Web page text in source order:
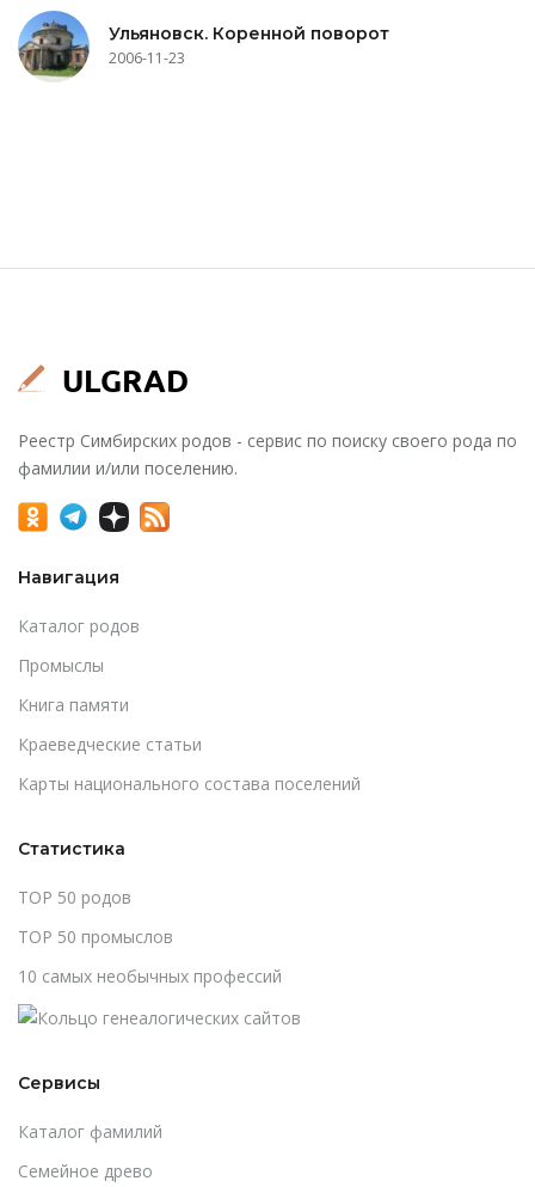
Ульяновск. Коренной поворот
2006-11-23
Реестр Симбирских родов - сервис по поиску своего рода по
фамилии и/или поселению.
Навигация
Каталог родов
Промыслы
Книга памяти
Краеведческие статьи
Карты национального состава поселений
Статистика
TOP 50 родов
TOP 50 промыслов
10 самых необычных профессий
Сервисы
Каталог фамилий
Cемейное древо